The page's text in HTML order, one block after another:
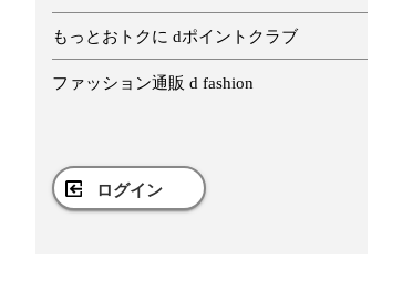
もっとおトクに dポイントクラブ
ファッション通販 d fashion
ログイン